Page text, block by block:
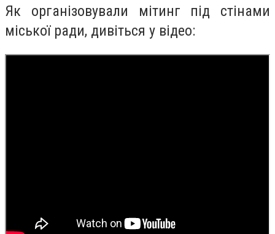
Як організовували мітинг під стінами
міської ради, дивіться у відео: